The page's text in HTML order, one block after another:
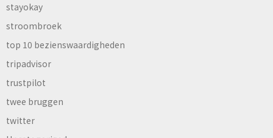
stayokay
stroombroek
top 10 bezienswaardigheden
tripadvisor
trustpilot
twee bruggen
twitter